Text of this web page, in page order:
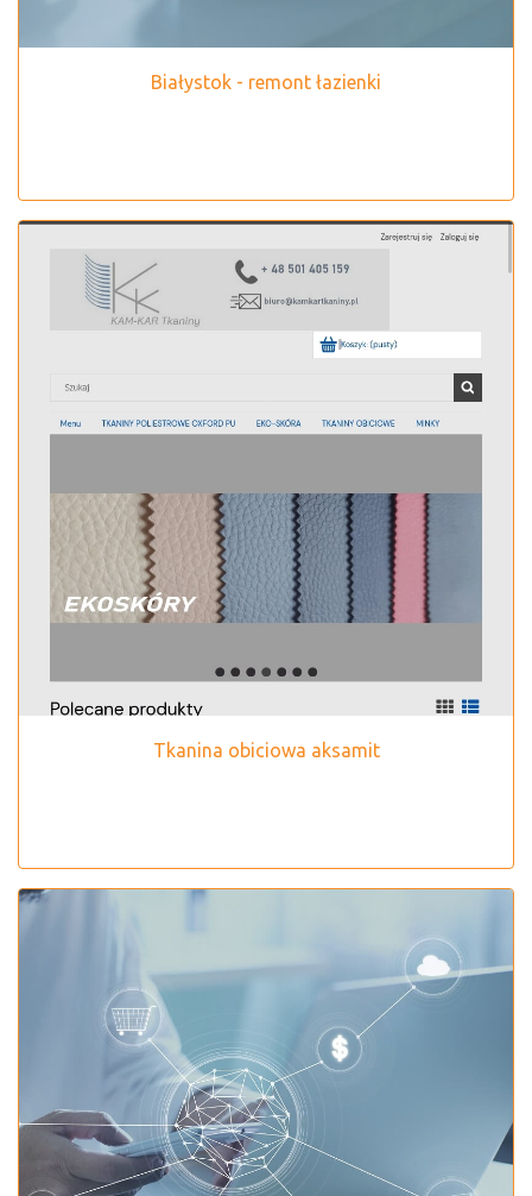
Białystok - remont łazienki
Tkanina obiciowa aksamit